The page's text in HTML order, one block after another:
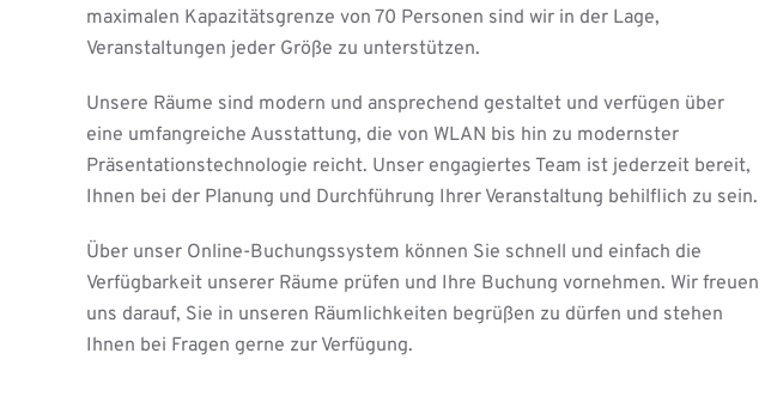
maximalen Kapazitätsgrenze von 70 Personen sind wir in der Lage,
Veranstaltungen jeder Größe zu unterstützen.
Unsere Räume sind modern und ansprechend gestaltet und verfügen über
eine umfangreiche Ausstattung, die von WLAN bis hin zu modernster
Präsentationstechnologie reicht. Unser engagiertes Team ist jederzeit bereit,
Ihnen bei der Planung und Durchführung Ihrer Veranstaltung behilflich zu sein.
Über unser Online-Buchungssystem können Sie schnell und einfach die
Verfügbarkeit unserer Räume prüfen und Ihre Buchung vornehmen. Wir freuen
uns darauf, Sie in unseren Räumlichkeiten begrüßen zu dürfen und stehen
Ihnen bei Fragen gerne zur Verfügung.